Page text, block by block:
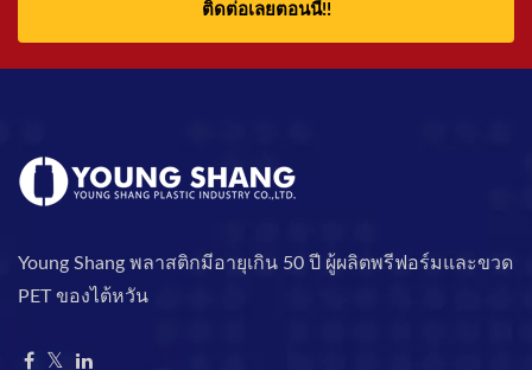
ติดต่อเลยตอนนี้!!
Young Shang พลาสติกมีอายุเกิน 50 ปี ผู้ผลิตพรีฟอร์มและขวด
PET ของไต้หวัน